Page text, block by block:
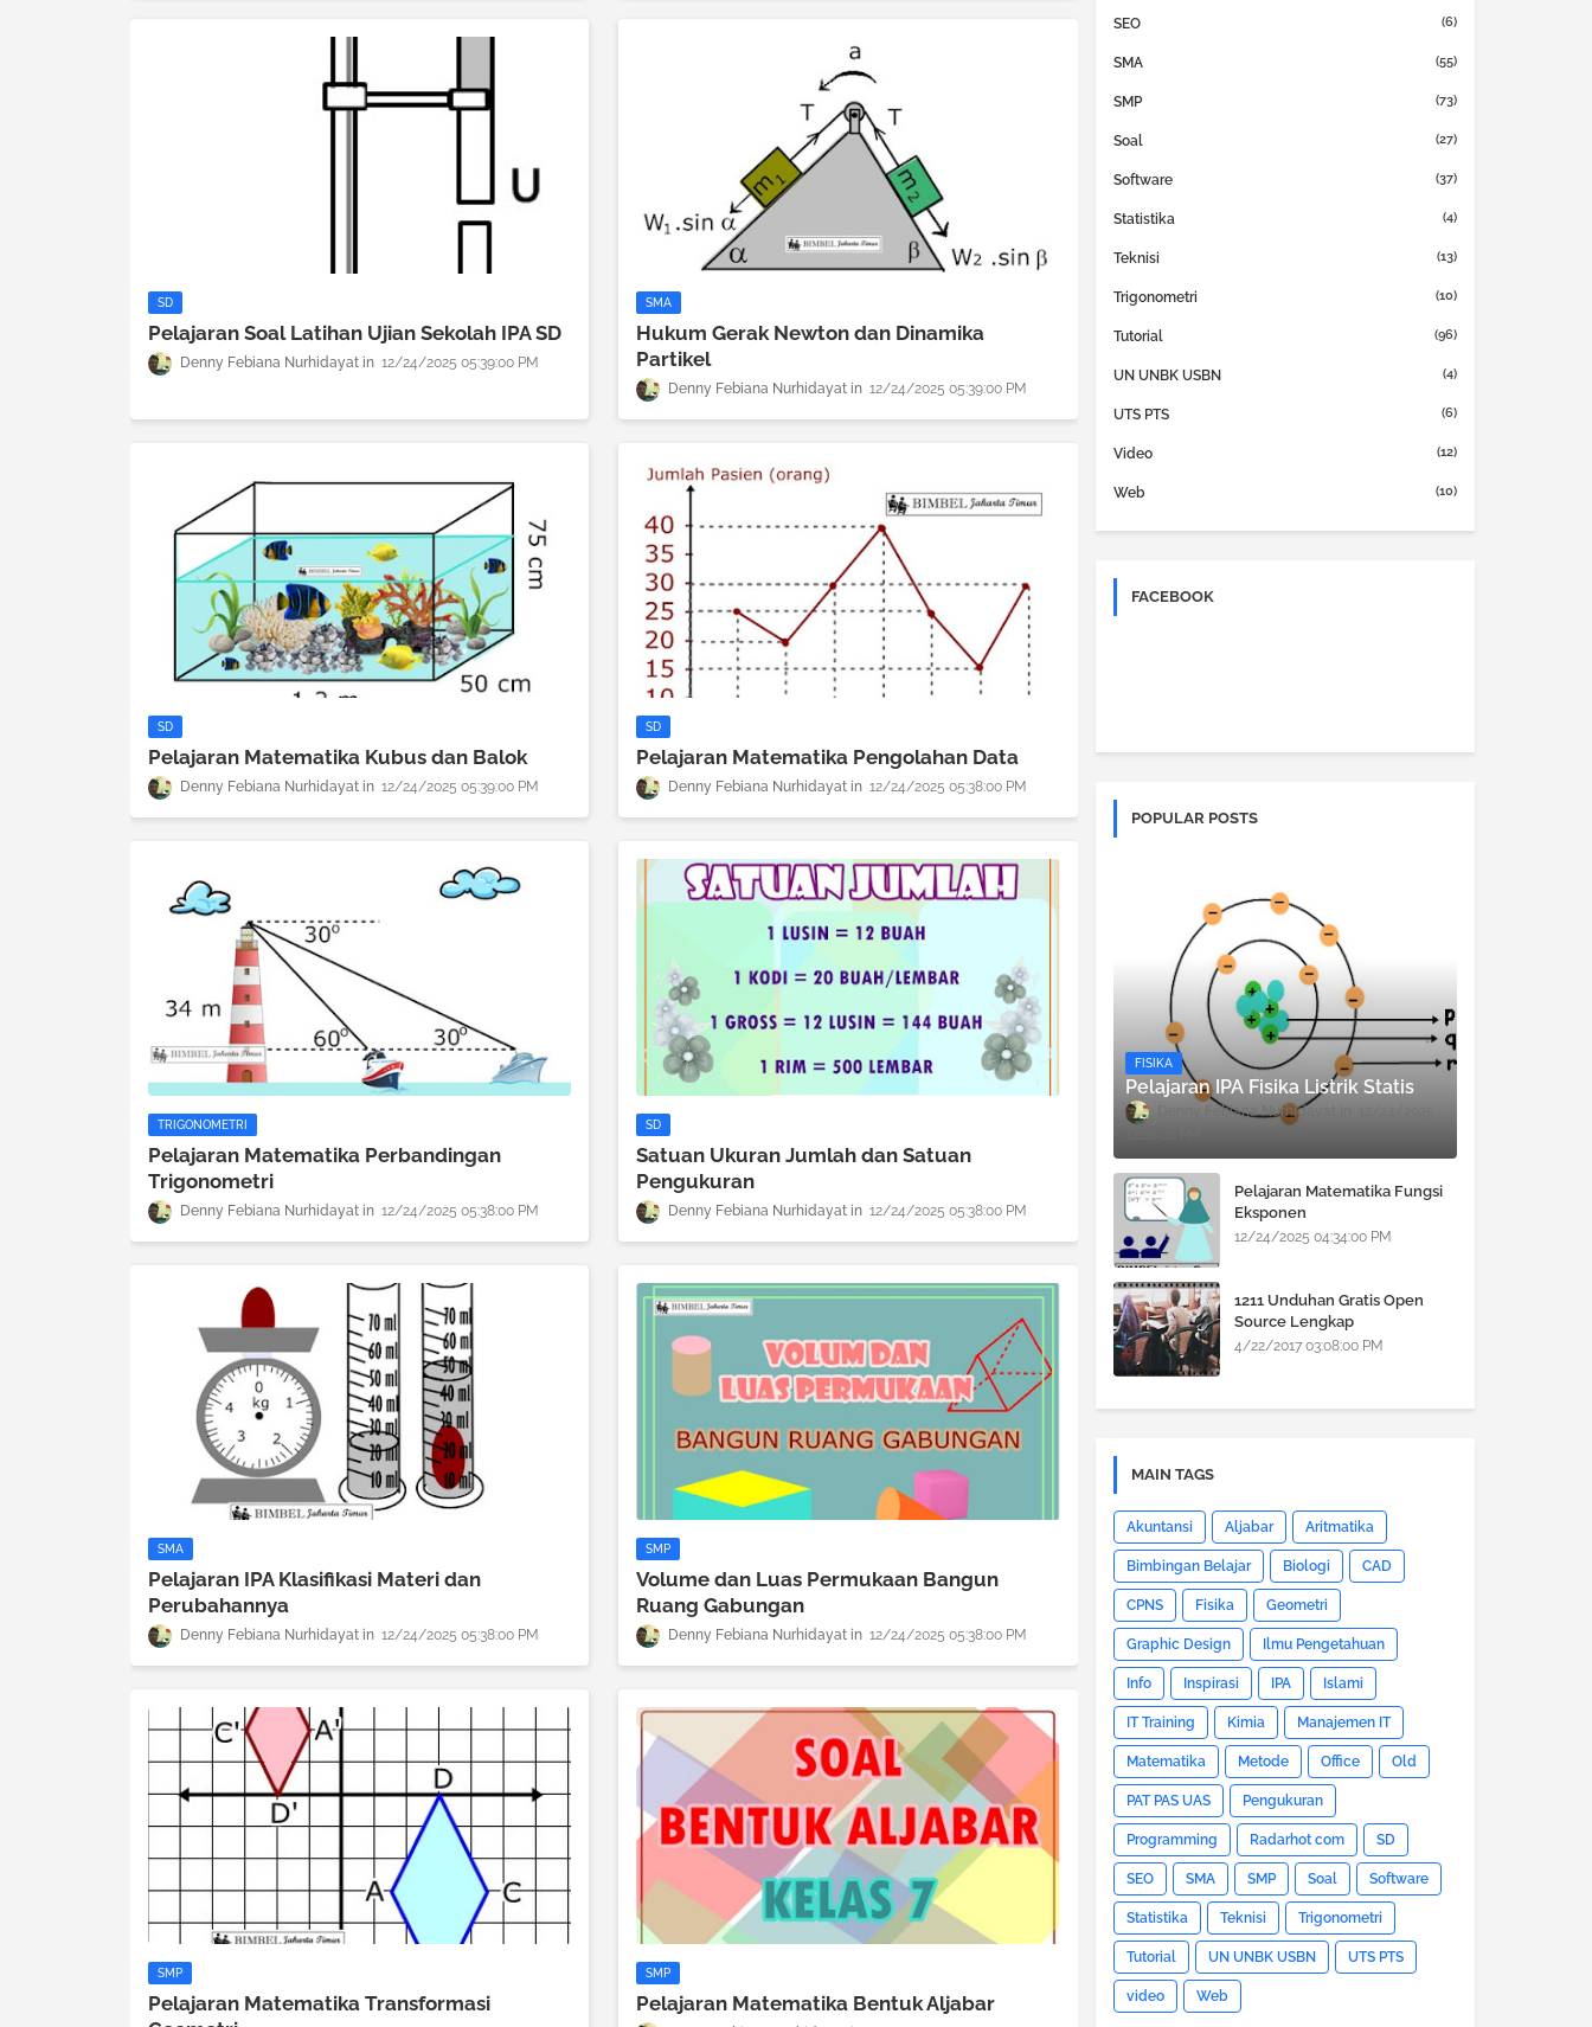
SD
Pelajaran Soal Latihan Ujian Sekolah IPA SD
Denny Febiana Nurhidayat 12/24/2025 05:39:00 PM
SMA
Hukum Gerak Newton dan Dinamika
Partikel
Denny Febiana Nurhidayat 12/24/2025 05:39:00 PM
SD
Pelajaran Matematika Kubus dan Balok
Denny Febiana Nurhidayat 12/24/2025 05:39:00 PM
SD
Pelajaran Matematika Pengolahan Data
Denny Febiana Nurhidayat 12/24/2025 05:38:00 PM
TRIGONOMETRI
Pelajaran Matematika Perbandingan
Trigonometri
Denny Febiana Nurhidayat 12/24/2025 05:38:00 PM
SD
Satuan Ukuran Jumlah dan Satuan
Pengukuran
Denny Febiana Nurhidayat 12/24/2025 05:38:00 PM
SMA
Pelajaran IPA Klasifikasi Materi dan
Perubahannya
Denny Febiana Nurhidayat 12/24/2025 05:38:00 PM
SMP
Volume dan Luas Permukaan Bangun
Ruang Gabungan
Denny Febiana Nurhidayat 12/24/2025 05:38:00 PM
SMP
Pelajaran Matematika Transformasi
SMP
Pelajaran Matematika Bentuk Aljabar
SEO (6)
SMA (55)
SMP (73)
Soal (27)
Software (37)
Statistika (4)
Teknisi (13)
Trigonometri (10)
Tutorial (96)
UN UNBK USBN (4)
UTS PTS (6)
Video (12)
Web (10)
FACEBOOK
POPULAR POSTS
FISIKA
Pelajaran IPA Fisika Listrik Statis
Denny Febiana Nurhidayat
Pelajaran Matematika Fungsi
Eksponen
12/24/2025 04:34:00 PM
1211 Unduhan Gratis Open
Source Lengkap
4/22/2017 03:08:00 PM
MAIN TAGS
Akuntansi Aljabar Aritmatika
Bimbingan Belajar Biologi CAD
CPNS Fisika Geometri
Graphic Design Ilmu Pengetahuan
Info Inspirasi IPA Islami
IT Training Kimia Manajemen IT
Matematika Metode Office Old
PAT PAS UAS Pengukuran
Programming Radarhot com SD
SEO SMA SMP Soal Software
Statistika Teknisi Trigonometri
Tutorial UN UNBK USBN UTS PTS
video Web